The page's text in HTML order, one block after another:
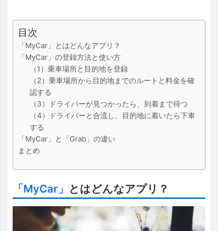
目次
「MyCar」とはどんなアプリ？
「MyCar」の登録方法と使い方
（1）乗車場所と目的地を登録
（2）乗車場所から目的地までのルートと料金を確
認する
（3）ドライバーが見つかったら、到着まで待つ
（4）ドライバーと合流し、目的地に着いたら下車
する
「MyCar」と「Grab」の違い
まとめ
「MyCar」 とはどんなアプリ？